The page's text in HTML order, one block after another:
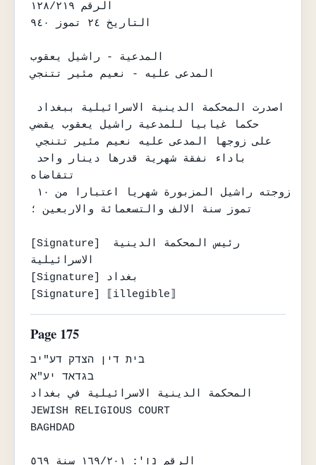
الرقم ١٢٨/٢١٩
التاريخ ٢٤ تموز ٩٤٠
المدعية - راشيل يعقوب
المدعى عليه - نعيم مئير تتنجي
حكما غيابيا للمدعية راشيل يعقوب يقضي
على زوجها المدعى عليه نعيم مئير تتنجي
تتقاضاه
تموز سنة الالف والتسعمائة والاربعين ؛
[Signature] رئيس المحكمة الدينية
الاسرائيلية
[Signature] بغداد
[Signature] ⟦illegible⟧
Page 175
בית דין הצדק דע"יב
בגדאד יע"א
المحكمة الدينية الاسرائيلية في بغداد
JEWISH RELIGIOUS COURT
BAGHDAD
الرقم נו': ١٦٩/٢٠١ سنة ٥٦٩